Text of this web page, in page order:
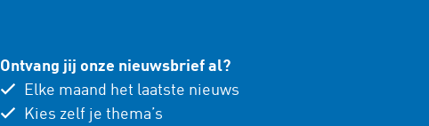
Ontvang jij onze nieuwsbrief al?
Elke maand het laatste nieuws
Kies zelf je thema’s